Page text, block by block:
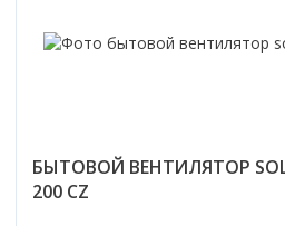
До 200 см
Ролики
Скребки
БЫТОВОЙ ВЕНТИЛЯТОР
200 CZ